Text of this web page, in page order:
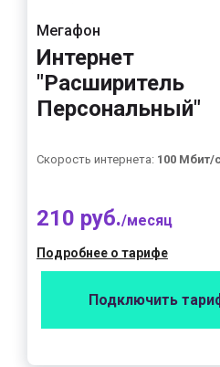
Мегафон
Интернет
"Расширитель
Персональный"
Скорость интернета: 100 Мбит/с
210 руб./месяц
Подробнее о тарифе
Подключить